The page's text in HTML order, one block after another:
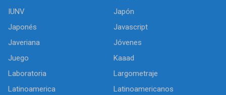
IUNV
Japón
Japonés
Javascript
Javeriana
Jóvenes
Juego
Kaaad
Laboratoria
Largometraje
Latinoamerica
Latinoamericanos